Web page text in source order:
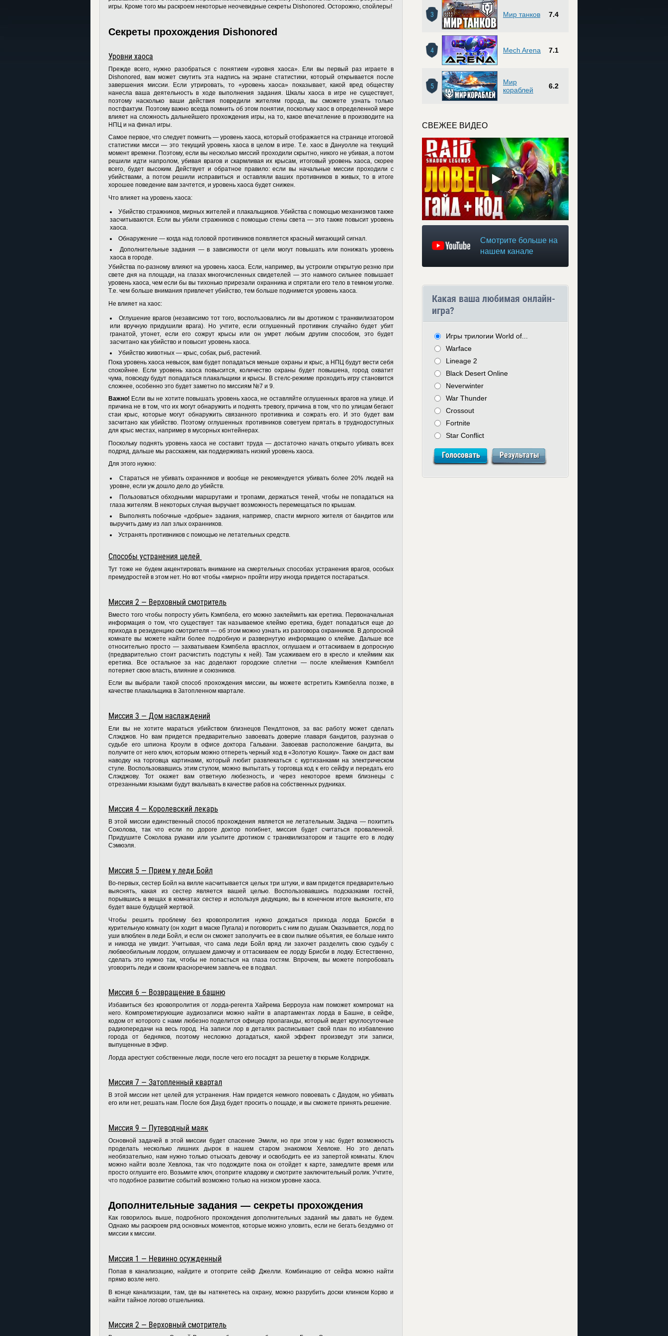
игры. Кроме того мы раскроем некоторые неочевидные секреты Dishonored. Осторожно, спойлеры!
Секреты прохождения Dishonored
Уровни хаоса
Прежде всего, нужно разобраться с понятием «уровня хаоса». Ели вы первый раз играете в
Dishonored, вам может смутить эта надпись на экране статистики, который открывается после
завершения миссии. Если утрировать, то «уровень хаоса» показывает, какой вред обществу
нанесла ваша деятельность в ходе выполнения задания. Шкалы хаоса в игре не существует,
поэтому насколько ваши действия повредили жителям города, вы сможете узнать только
постфактум. Поэтому важно всегда помнить об этом понятии, поскольку хаос в определенной мере
влияет на сложность дальнейшего прохождения игры, на то, какое впечатление в производите на
НПЦ и на финал игры.
Самое первое, что следует помнить — уровень хаоса, который отображается на странице итоговой
статистики мисси — это текущий уровень хаоса в целом в игре. Т.е. хаос в Дануолле на текущий
момент времени. Поэтому, если вы несколько миссий проходили скрытно, никого не убивая, а потом
решили идти напролом, убивая врагов и скармливая их крысам, итоговый уровень хаоса, скорее
всего, будет высоким. Действует и обратное правило: если вы начальные миссии проходили с
убийствами, а потом решили исправиться и оставляли ваших противников в живых, то в итоге
хорошее поведение вам зачтется, и уровень хаоса будет снижен.
Что влияет на уровень хаоса:
Убийство стражников, мирных жителей и плакальщиков. Убийства с помощью механизмов также
засчитываются. Если вы убили стражников с помощью стены света — это также повысит уровень
хаоса.
Обнаружение — когда над головой противников появляется красный мигающий сигнал.
Дополнительные задания — в зависимости от цели могут повышать или понижать уровень
хаоса в городе.
Убийства по-разному влияют на уровень хаоса. Если, например, вы устроили открытую резню при
свете дня на площади, на глазах многочисленных свидетелей — это намного сильнее повышает
уровень хаоса, чем если бы вы тихонько прирезали охранника и спрятали его тело в темном уголке.
Т.е. чем больше внимания привлечет убийство, тем больше поднимется уровень хаоса.
Не влияет на хаос:
Оглушение врагов (независимо тот того, воспользовались ли вы дротиком с транквилизатором
или вручную придушили врага). Но учтите, если оглушенный противник случайно будет убит
гранатой, утонет, если его сожрут крысы или он умрет любым другим способом, это будет
засчитано как убийство и повысит уровень хаоса.
Убийство животных — крыс, собак, рыб, растений.
Пока уровень хаоса невысок, вам будет попадаться меньше охраны и крыс, а НПЦ будут вести себя
спокойнее. Если уровень хаоса повысится, количество охраны будет повышена, город охватит
чума, повсюду будут попадаться плакальщики и крысы. В стелс-режиме проходить игру становится
сложнее, особенно это будет заметно по миссиям №7 и 9.
Важно! Если вы не хотите повышать уровень хаоса, не оставляйте оглушенных врагов на улице. И
причина не в том, что их могут обнаружить и поднять тревогу, причина в том, что по улицам бегают
стаи крыс, которые могут обнаружить связанного противника и сожрать его. И это будет вам
засчитано как убийство. Поэтому оглушенных противников советуем прятать в труднодоступных
для крыс местах, например в мусорных контейнерах.
Поскольку поднять уровень хаоса не составит труда — достаточно начать открыто убивать всех
подряд, дальше мы расскажем, как поддерживать низкий уровень хаоса.
Для этого нужно:
Стараться не убивать охранников и вообще не рекомендуется убивать более 20% людей на
уровне, если уж дошло дело до убийств.
Пользоваться обходными маршрутами и тропами, держаться теней, чтобы не попадаться на
глаза жителям. В некоторых случая выручает возможность перемещаться по крышам.
Выполнять побочные «добрые» задания, например, спасти мирного жителя от бандитов или
выручить даму из лап злых охранников.
Устранять противников с помощью не летательных средств.
Способы устранения целей
Тут тоже не будем акцентировать внимание на смертельных способах устранения врагов, особых
премудростей в этом нет. Но вот чтобы «мирно» пройти игру иногда придется постараться.
Миссия 2 — Верховный смотритель
Вместо того чтобы попросту убить Кэмпбела, его можно заклеймить как еретика. Первоначальная
информация о том, что существует так называемое клеймо еретика, будет попадаться еще до
прихода в резиденцию смотрителя — об этом можно узнать из разговора охранников. В допросной
комнате вы можете найти более подробную и развернутую информацию о клейме. Дальше все
относительно просто — захватываем Кэмпбела врасплох, оглушаем и оттаскиваем в допросную
(предварительно стоит расчистить подступы к ней). Там усаживаем его в кресло и клеймим как
еретика. Все остальное за нас доделают городские сплетни — после клеймения Кэмпбелл
потеряет свою власть, влияние и союзников.
Если вы выбрали такой способ прохождения миссии, вы можете встретить Кэмпбелла позже, в
качестве плакальщика в Затопленном квартале.
Миссия 3 — Дом наслаждений
Ели вы не хотите мараться убийством близнецов Пендлтонов, за вас работу может сделать
Слэкджов. Но вам придется предварительно завоевать доверие главаря бандитов, разузнав о
судьбе его шпиона Кроули в офисе доктора Гальвани. Завоевав расположение бандита, вы
получите от него ключ, которым можно отпереть черный ход в «Золотую Кошку». Также он даст вам
наводку на торговца картинами, который любит развлекаться с куртизанками на электрическом
стуле. Воспользовавшись этим стулом, можно выпытать у торговца код к его сейфу и передать его
Слэкджову. Тот окажет вам ответную любезность, и через некоторое время близнецы с
отрезанными языками будут вкалывать в качестве рабов на собственных рудниках.
Миссия 4 — Королевский лекарь
В этой миссии единственный способ прохождения является не летательным. Задача — похитить
Соколова, так что если по дороге доктор погибнет, миссия будет считаться проваленной.
Придушите Соколова руками или усыпите дротиком с транквилизатором и тащите его в лодку
Сэмюэля.
Миссия 5 — Прием у леди Бойл
Во-первых, сестер Бойл на вилле насчитывается целых три штуки, и вам придется предварительно
выяснять, какая из сестер является вашей целью. Воспользовавшись подсказками гостей,
порывшись в вещах в комнатах сестер и используя дедукцию, вы в конечном итоге выясните, кто
будет ваше будущей жертвой.
Чтобы решить проблему без кровопролития нужно дождаться прихода лорда Брисби в
курительную комнату (он ходит в маске Пугала) и поговорить с ним по душам. Оказывается, лорд по
уши влюблен в леди Бойл, и если он сможет заполучить ее в свои пылкие объятия, ее больше никто
и никогда не увидит. Учитывая, что сама леди Бойл вряд ли захочет разделить свою судьбу с
любвеобильным лордом, оглушаем дамочку и оттаскиваем ее лорду Брисби в лодку. Естественно,
сделать это нужно так, чтобы не попасться на глаза гостям. Впрочем, вы можете попробовать
уговорить леди и своим красноречием завлечь ее в подвал.
Миссия 6 — Возвращение в башню
Избавиться без кровопролития от лорда-регента Хайрема Берроуза нам поможет компромат на
него. Компрометирующие аудиозаписи можно найти в апартаментах лорда в Башне, в сейфе,
кодом от которого с нами любезно поделится офицер пропаганды, который ведет круглосуточные
радиопередачи на весь город. На записи лор в деталях расписывает свой план по избавлению
города от бедняков, поэтому несложно догадаться, какой эффект произведут эти записи,
выпущенные в эфир.
Лорда арестуют собственные люди, после чего его посадят за решетку в тюрьме Колдридж.
Миссия 7 — Затопленный квартал
В этой миссии нет целей для устранения. Нам придется немного повоевать с Даудом, но убивать
его или нет, решать нам. После боя Дауд будет просить о пощаде, и вы сможете принять решение.
Миссия 9 — Путеводный маяк
Основной задачей в этой миссии будет спасение Эмили, но при этом у нас будет возможность
проделать несколько лишних дырок в нашем старом знакомом Хевлоке. Но это делать
необязательно, нам нужно только отыскать девочку и освободить ее из запертой комнаты. Ключ
можно найти возле Хевлока, так что подождите пока он отойдет к карте, замедлите время или
просто оглушите его. Возьмите ключ, отоприте кладовку и смотрите заключительный ролик. Учтите,
что подобное развитие событий возможно только на низком уровне хаоса.
Дополнительные задания — секреты прохождения
Как говорилось выше, подробного прохождения дополнительных заданий мы давать не будем.
Однако мы раскроем ряд основных моментов, которые можно уловить, если не бегать бездумно от
миссии к миссии.
Миссия 1 — Невинно осужденный
Попав в канализацию, найдите и отоприте сейф Джелли. Комбинацию от сейфа можно найти
прямо возле него.
В конце канализации, там, где вы наткнетесь на охрану, можно разрубить доски клинком Корво и
найти тайное логово отшельника.
Миссия 2 — Верховный смотритель
3 Мир танков 7.4
4 Mech Arena 7.1
5
Мир
кораблей
6.2
СВЕЖЕЕ ВИДЕО
Смотрите больше на
нашем канале
Какая ваша любимая онлайн-
игра?
Игры трилогии World of...
Warface
Lineage 2
Black Desert Online
Neverwinter
War Thunder
Crossout
Fortnite
Star Conflict